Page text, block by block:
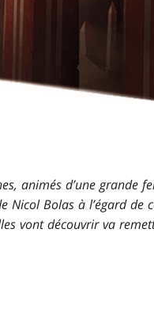
animés d’une grande
Bolas à l’égard de
vont découvrir va